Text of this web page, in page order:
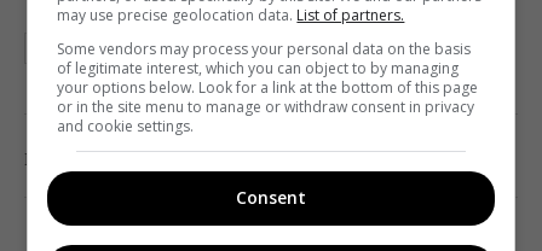
1+1 MEDIA КОЛОМОЙСКИЙ МЕДВЕДЧУК
Поделиться: 0
may use precise geolocation data. List of partners.
Some vendors may process your personal data on the basis
of legitimate interest, which you can object to by managing
your options below. Look for a link at the bottom of this page
or in the site menu to manage or withdraw consent in privacy
and cookie settings.
Consent